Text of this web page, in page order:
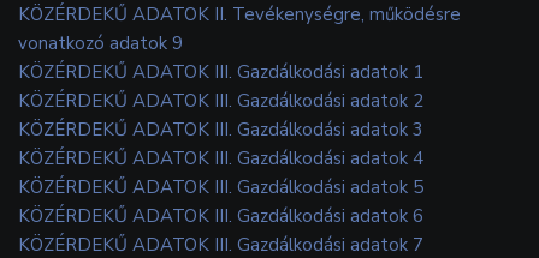
KÖZÉRDEKŰ ADATOK II. Tevékenységre, működésre
vonatkozó adatok 9
KÖZÉRDEKŰ ADATOK III. Gazdálkodási adatok 1
KÖZÉRDEKŰ ADATOK III. Gazdálkodási adatok 2
KÖZÉRDEKŰ ADATOK III. Gazdálkodási adatok 3
KÖZÉRDEKŰ ADATOK III. Gazdálkodási adatok 4
KÖZÉRDEKŰ ADATOK III. Gazdálkodási adatok 5
KÖZÉRDEKŰ ADATOK III. Gazdálkodási adatok 6
KÖZÉRDEKŰ ADATOK III. Gazdálkodási adatok 7